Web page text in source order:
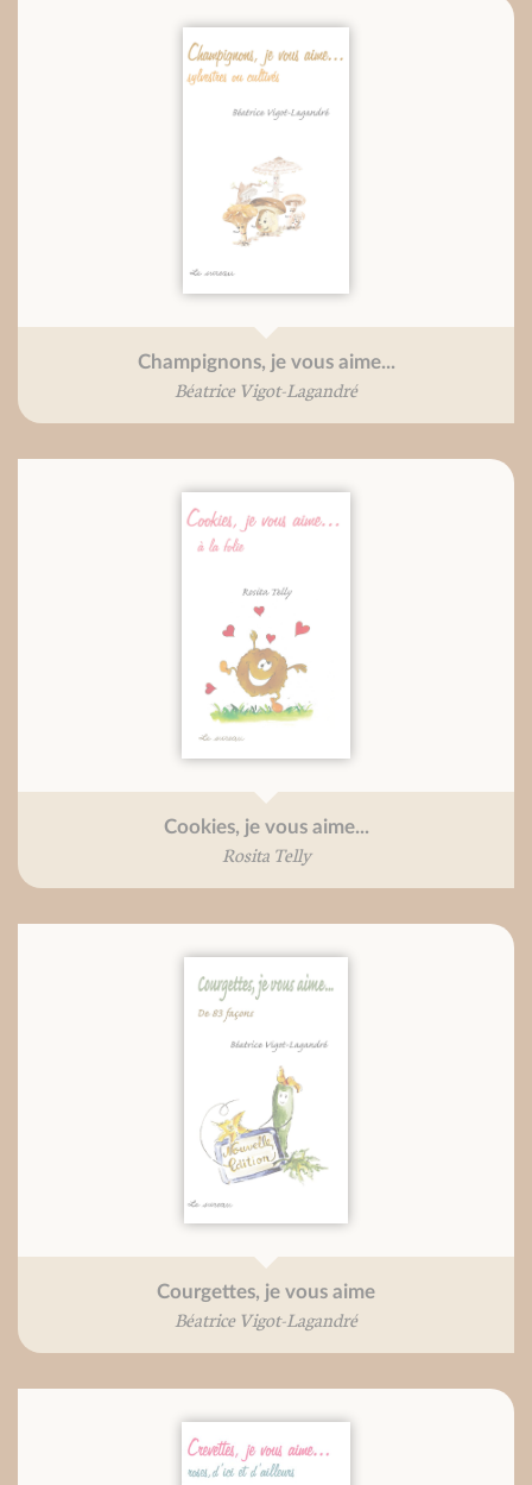
Champignons, je vous aime...
Béatrice Vigot-Lagandré
Cookies, je vous aime...
Rosita Telly
Courgettes, je vous aime
Béatrice Vigot-Lagandré